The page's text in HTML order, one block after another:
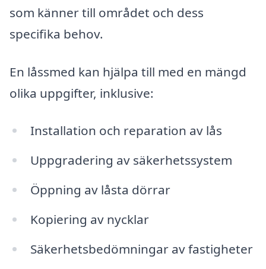
som känner till området och dess
specifika behov.
En låssmed kan hjälpa till med en mängd
olika uppgifter, inklusive:
Installation och reparation av lås
Uppgradering av säkerhetssystem
Öppning av låsta dörrar
Kopiering av nycklar
Säkerhetsbedömningar av fastigheter